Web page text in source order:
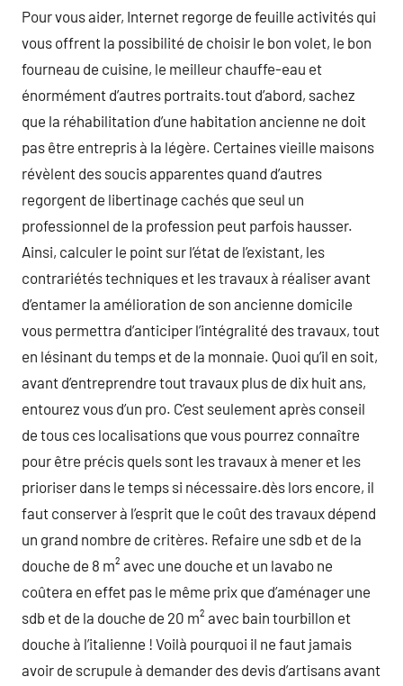
Pour vous aider, Internet regorge de feuille activités qui
vous offrent la possibilité de choisir le bon volet, le bon
fourneau de cuisine, le meilleur chauffe-eau et
énormément d’autres portraits.tout d’abord, sachez
que la réhabilitation d’une habitation ancienne ne doit
pas être entrepris à la légère. Certaines vieille maisons
révèlent des soucis apparentes quand d’autres
regorgent de libertinage cachés que seul un
professionnel de la profession peut parfois hausser.
Ainsi, calculer le point sur l’état de l’existant, les
contrariétés techniques et les travaux à réaliser avant
d’entamer la amélioration de son ancienne domicile
vous permettra d’anticiper l’intégralité des travaux, tout
en lésinant du temps et de la monnaie. Quoi qu’il en soit,
avant d’entreprendre tout travaux plus de dix huit ans,
entourez vous d’un pro. C’est seulement après conseil
de tous ces localisations que vous pourrez connaître
pour être précis quels sont les travaux à mener et les
prioriser dans le temps si nécessaire.dès lors encore, il
faut conserver à l’esprit que le coût des travaux dépend
un grand nombre de critères. Refaire une sdb et de la
douche de 8 m² avec une douche et un lavabo ne
coûtera en effet pas le même prix que d’aménager une
sdb et de la douche de 20 m² avec bain tourbillon et
douche à l’italienne ! Voilà pourquoi il ne faut jamais
avoir de scrupule à demander des devis d’artisans avant